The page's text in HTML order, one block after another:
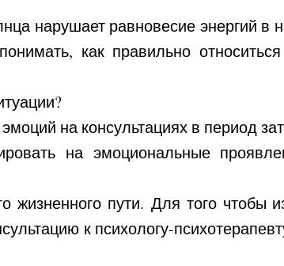
нарушает равновесие энергий
как правильно
на консультациях в период
на эмоциональные
пути. Для того чтобы
к психологу-